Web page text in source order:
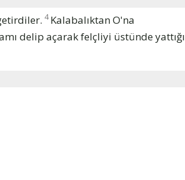
4 Kalabalıktan O'na
delip açarak felçliyi üstünde yattığı